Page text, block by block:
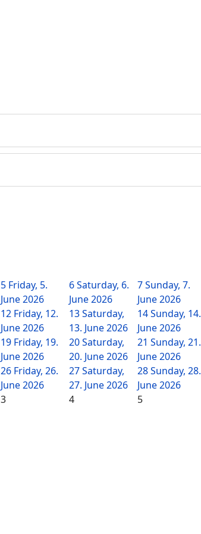
5 Friday, 5.
June 2026
6Saturday, 6.
June 2026
7Sunday, 7.
June 2026
12 Friday, 12.
June 2026
13Saturday,
13. June 2026
14Sunday, 14.
June 2026
19 Friday, 19.
June 2026
20Saturday,
20. June 2026
21 Sunday, 21.
June 2026
26 Friday, 26.
June 2026
27Saturday,
27. June 2026
28Sunday, 28.
June 2026
3 4 5